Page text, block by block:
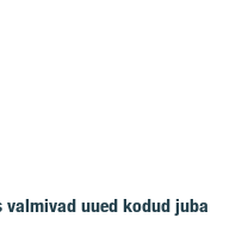
uued kodud juba